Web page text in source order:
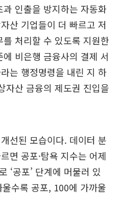
인출을 방지하는 자동화
산 기업들이 더 빠르고 저
처리할 수 있도록 지원한
비은행 금융사의 결제 서
는 행정명령을 내린 지 하
자산 금융의 제도권 진입을
선된 모습이다. 데이터 분
면 공포·탐욕 지수는 어제
‘공포’ 단계에 머물러 있
수록 공포, 100에 가까울